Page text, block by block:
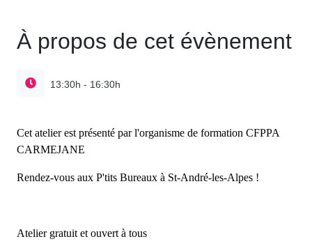
À propos de cet évènement
13:30h - 16:30h
Cet atelier est présenté par l'organisme de formation CFPPA
CARMEJANE
Rendez-vous aux P'tits Bureaux à St-André-les-Alpes !
Atelier gratuit et ouvert à tous